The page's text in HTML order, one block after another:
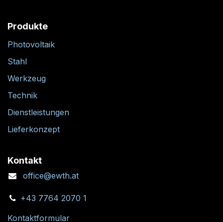
Produkte
Photovoltaik
Stahl
Werkzeug
Technik
Dienstleistungen
Lieferkonzept
Kontakt
office@ewth.at
+43 7764 2070 1
Kontaktformular